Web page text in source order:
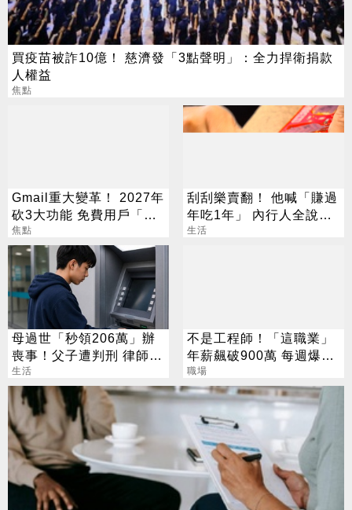
買疫苗被詐10億！ 慈濟發「3點聲明」：全力捍衛捐款
人權益
焦點
Gmail重大變革！ 2027年
砍3大功能 免費用戶「這
好康」不能用了
焦點
刮刮樂賣翻！ 他喊「賺過
年吃1年」 內行人全說
了：生存不易
生活
母過世「秒領206萬」辦
喪事！父子遭判刑 律師：
搶錢先下手是罪
生活
不是工程師！「這職業」
年薪飆破900萬 每週爆肝
70小時仍搶破頭
職場